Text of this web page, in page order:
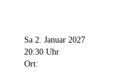
Sa 2. Januar 2027
20:30 Uhr
Ort: